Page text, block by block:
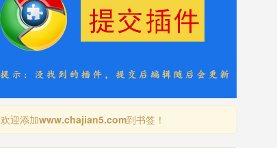
欢迎添加www.chajian5.com到书签！